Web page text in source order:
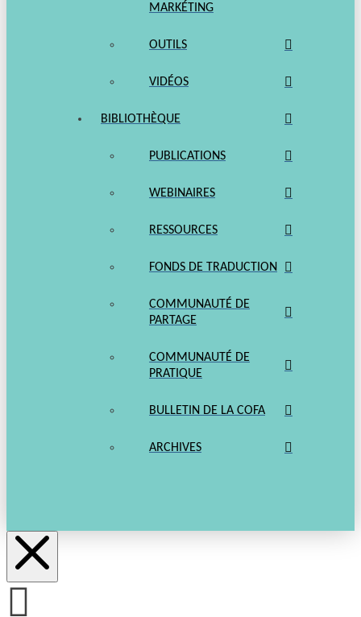
MARKÉTING
OUTILS
VIDÉOS
BIBLIOTHÈQUE
PUBLICATIONS
WEBINAIRES
RESSOURCES
FONDS DE TRADUCTION
COMMUNAUTÉ DE
PARTAGE
COMMUNAUTÉ DE
PRATIQUE
BULLETIN DE LA COFA
ARCHIVES